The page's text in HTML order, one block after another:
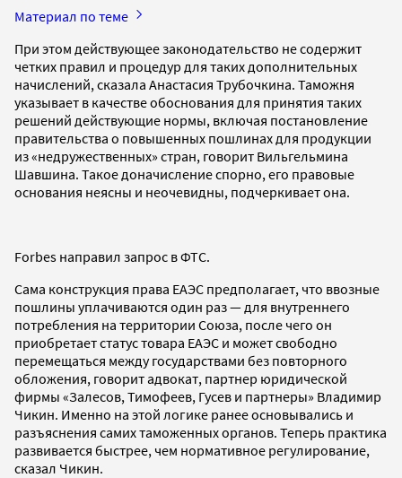
Материал по теме
При этом действующее законодательство не содержит
четких правил и процедур для таких дополнительных
начислений, сказала Анастасия Трубочкина. Таможня
указывает в качестве обоснования для принятия таких
решений действующие нормы, включая постановление
правительства о повышенных пошлинах для продукции
из «недружественных» стран, говорит Вильгельмина
Шавшина. Такое доначисление спорно, его правовые
основания неясны и неочевидны, подчеркивает она.
Forbes направил запрос в ФТС.
Сама конструкция права ЕАЭС предполагает, что ввозные
пошлины уплачиваются один раз — для внутреннего
потребления на территории Союза, после чего он
приобретает статус товара ЕАЭС и может свободно
перемещаться между государствами без повторного
обложения, говорит адвокат, партнер юридической
фирмы «Залесов, Тимофеев, Гусев и партнеры» Владимир
Чикин. Именно на этой логике ранее основывались и
разъяснения самих таможенных органов. Теперь практика
развивается быстрее, чем нормативное регулирование,
сказал Чикин.